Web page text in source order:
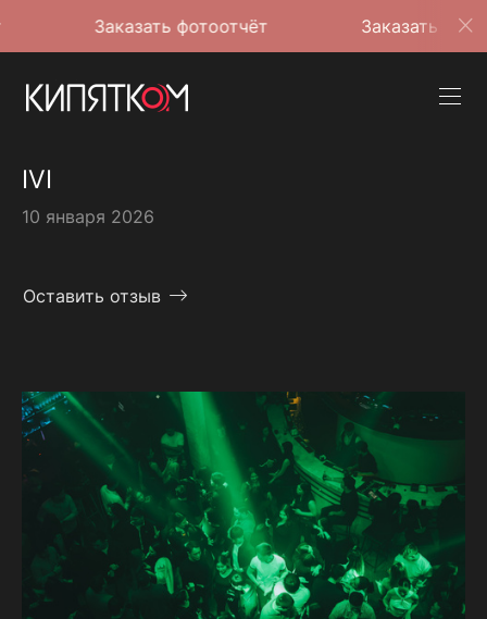
Заказать фотоотчёт Заказать фотоотчёт
IVI
10 января 2026
Оставить отзыв